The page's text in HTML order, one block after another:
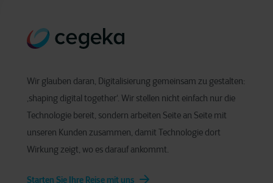
Wir glauben daran, Digitalisierung gemeinsam zu gestalten:
‚shaping digital together‘. Wir stellen nicht einfach nur die
Technologie bereit, sondern arbeiten Seite an Seite mit
unseren Kunden zusammen, damit Technologie dort
Wirkung zeigt, wo es darauf ankommt.
Starten Sie Ihre Reise mit uns